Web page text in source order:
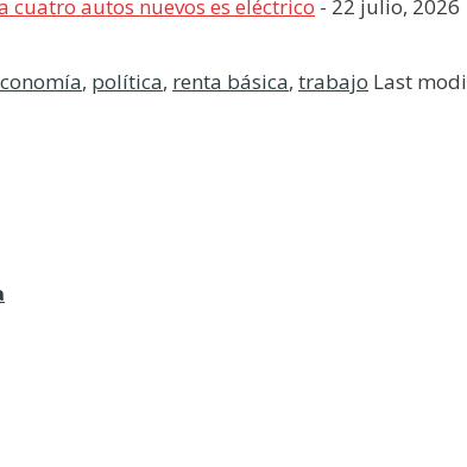
autos nuevos es eléctrico - 22 julio, 2026
, política, renta básica, trabajo Last